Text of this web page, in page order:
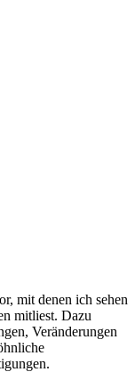
mit denen ich sehen
mitliest. Dazu
Veränderungen